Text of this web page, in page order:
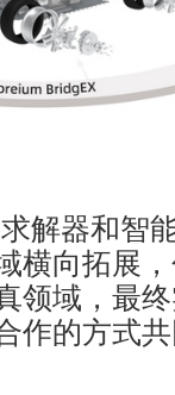
解器和智
横向拓展
领域，最
作的方式